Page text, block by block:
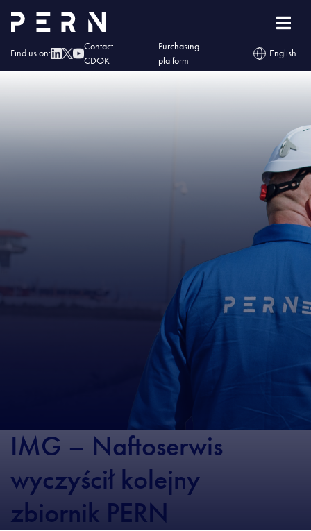
Find us on:
Contact
CDOK
Purchasing
platform
English
Home »IMG – Naftoserwis wyczyścił kolejny zbiornik PERN
IMG – Naftoserwis
wyczyścił kolejny
zbiornik PERN